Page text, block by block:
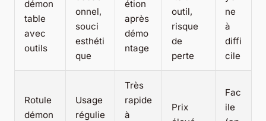
démon
table
avec
outils
onnel,
souci
esthéti
que
étion
après
démo
ntage
outil,
risque
de
perte
ne
à
diffi
cile
Rotule
démon
Usage
régulie
Très
rapide
à
Prix
Fac
ile